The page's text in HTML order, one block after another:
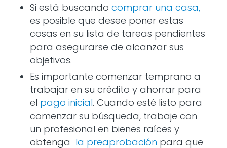
Si está buscando comprar una casa,
es posible que desee poner estas
cosas en su lista de tareas pendientes
para asegurarse de alcanzar sus
objetivos.
Es importante comenzar temprano a
trabajar en su crédito y ahorrar para
el pago inicial. Cuando esté listo para
comenzar su búsqueda, trabaje con
un profesional en bienes raíces y
obtenga la preaprobación para que